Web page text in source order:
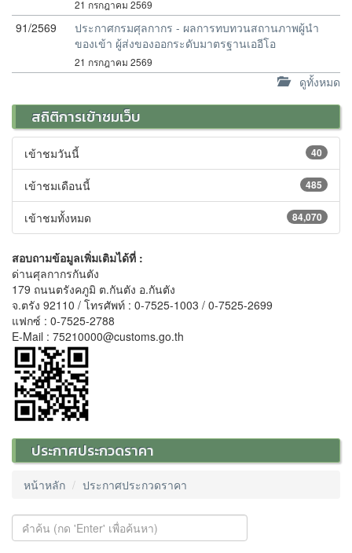
21 กรกฎาคม 2569
91/2569
ประกาศกรมศุลกากร - ผลการทบทวนสถานภาพผู้นำ
ของเข้า ผู้ส่งของออกระดับมาตรฐานเออีโอ
21 กรกฎาคม 2569
ดูทั้งหมด
สถิติการเข้าชมเว็บ
40
เข้าชมวันนี้
485
เข้าชมเดือนนี้
84,070
เข้าชมทั้งหมด
สอบถามข้อมูลเพิ่มเติมได้ที่ :
ด่านศุลกากรกันตัง
179 ถนนตรังคภูมิ ต.กันตัง อ.กันตัง
จ.ตรัง 92110 / โทรศัพท์ : 0-7525-1003 / 0-7525-2699
แฟกซ์ : 0-7525-2788
E-Mail : 75210000@customs.go.th
ประกาศประกวดราคา
หน้าหลัก ประกาศประกวดราคา